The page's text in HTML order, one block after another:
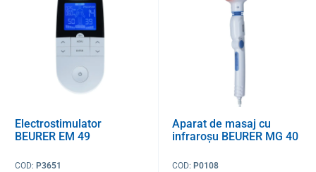
Electrostimulator
BEURER EM 49
COD: P3651
Aparat de masaj cu
infraroșu BEURER MG 40
COD: P0108